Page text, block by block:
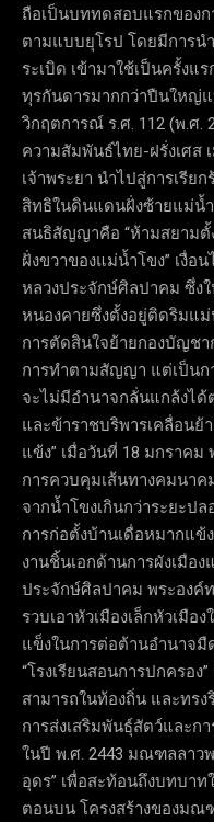
ถือเป็นบททดสอบแรกของ
ตามแบบยุโรป โดยมีการน
ระเบิด เข้ามาใช้เป็นครั้งแ
ทุรกันดารมากกว่าปืนใหญ่
วิกฤตการณ์ ร.ศ. 112 (พ.ศ.
ความสัมพันธ์ไทย-ฝรั่งเศส
เจ้าพระยา นำไปสู่การเรีย
สิทธิในดินแดนฝั่งซ้ายแม่น้
สนธิสัญญาคือ “ห้ามสยามตั้
ฝั่งขวาของแม่น้ำโขง” เงื่
หลวงประจักษ์ศิลปาคม ซึ่
หนองคายซึ่งตั้งอยู่ติดริมแม่
การตัดสินใจย้ายกองบัญชา
การทำตามสัญญา แต่เป็นก
จะไม่มีอำนาจกลั่นแกล้งไ
และข้าราชบริพารเคลื่อนย้
แข้ง” เมื่อวันที่ 18 มกราคม
การควบคุมเส้นทางคมนา
จากน้ำโขงเกินกว่าระยะป
การก่อตั้งบ้านเดื่อหมากแข้
งานชิ้นเอกด้านการผังเมือ
ประจักษ์ศิลปาคม พระองค์
รวบเอาหัวเมืองเล็กหัวเมือ
แข็งในการต่อต้านอำนาจ
“โรงเรียนสอนการปกครอ
สามารถในท้องถิ่น และทร
การส่งเสริมพันธุ์สัตว์และก
ในปี พ.ศ. 2443 มณฑลลาว
อุดร” เพื่อสะท้อนถึงบทบา
ตอนบน โครงสร้างของมณ